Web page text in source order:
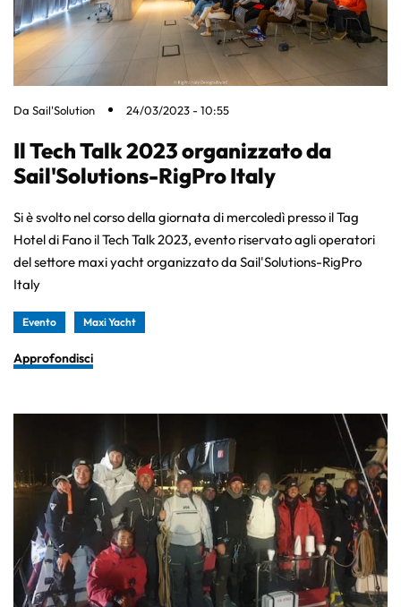
Da Sail'Solution 24/03/2023 - 10:55
Il Tech Talk 2023 organizzato da
Sail'Solutions-RigPro Italy
Si è svolto nel corso della giornata di mercoledì presso il Tag
Hotel di Fano il Tech Talk 2023, evento riservato agli operatori
del settore maxi yacht organizzato da Sail'Solutions-RigPro
Italy
Evento Maxi Yacht
Approfondisci